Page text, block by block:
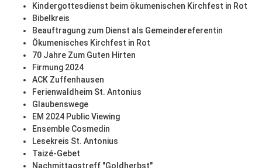
Kindergottesdienst beim ökumenischen Kirchfest in Rot
Bibelkreis
Beauftragung zum Dienst als Gemeindereferentin
Ökumenisches Kirchfest in Rot
70 Jahre Zum Guten Hirten
Firmung 2024
ACK Zuffenhausen
Ferienwaldheim St. Antonius
Glaubenswege
EM 2024 Public Viewing
Ensemble Cosmedin
Lesekreis St. Antonius
Taizé-Gebet
Nachmittagstreff "Goldherbst"